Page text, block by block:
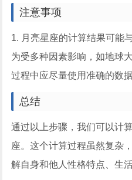
注意事项
1. 月亮星座的计算结果可能
为受多种因素影响，如地球
过程中应尽量使用准确的数
总结
通过以上步骤，我们可以计
座。这个计算过程虽然复杂
解自身和他人性格特点、生